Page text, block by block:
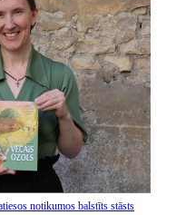
notikumos balstīts stāsts